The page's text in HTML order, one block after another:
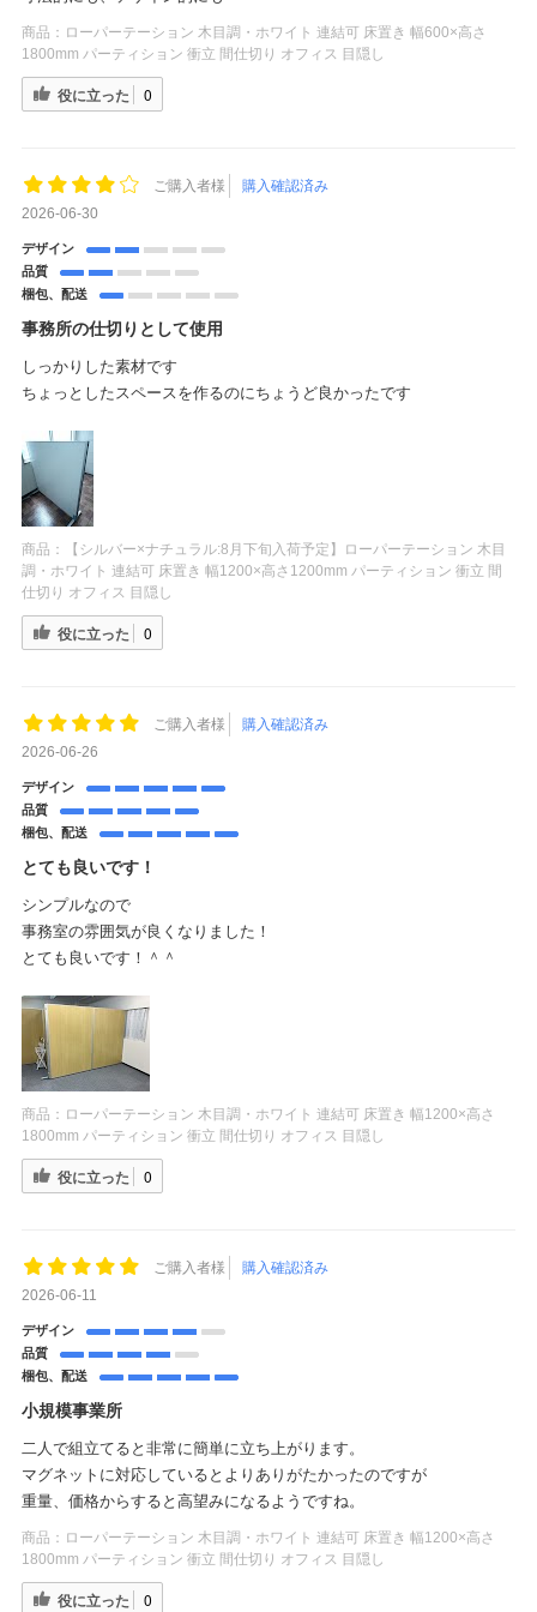
商品： ローパーテーション 木目調・ホワイト 連結可 床置き 幅600×高さ
1800mm パーティション 衝立 間仕切り オフィス 目隠し
役に立った 0
ご購入者様
購入確認済み
2026-06-30
デザイン
品質
梱包、配送
事務所の仕切りとして使用
しっかりした素材です
ちょっとしたスペースを作るのにちょうど良かったです
商品：
【シルバー×ナチュラル:8月下旬入荷予定】ローパーテーション 木目
調・ホワイト 連結可 床置き 幅1200×高さ1200mm パーティション 衝立 間
仕切り オフィス 目隠し
役に立った 0
ご購入者様
購入確認済み
2026-06-26
デザイン
品質
梱包、配送
とても良いです！
シンプルなので
事務室の雰囲気が良くなりました！
とても良いです！＾＾
商品： ローパーテーション 木目調・ホワイト 連結可 床置き 幅1200×高さ
1800mm パーティション 衝立 間仕切り オフィス 目隠し
役に立った 0
ご購入者様
購入確認済み
2026-06-11
デザイン
品質
梱包、配送
小規模事業所
二人で組立てると非常に簡単に立ち上がります。
マグネットに対応しているとよりありがたかったのですが
重量、価格からすると高望みになるようですね。
商品： ローパーテーション 木目調・ホワイト 連結可 床置き 幅1200×高さ
1800mm パーティション 衝立 間仕切り オフィス 目隠し
役に立った 0